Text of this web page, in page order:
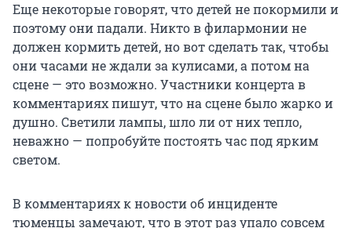
Еще некоторые говорят, что детей не покормили и
поэтому они падали. Никто в филармонии не
должен кормить детей, но вот сделать так, чтобы
они часами не ждали за кулисами, а потом на
сцене — это возможно. Участники концерта в
комментариях пишут, что на сцене было жарко и
душно. Светили лампы, шло ли от них тепло,
неважно — попробуйте постоять час под ярким
светом.
В комментариях к новости об инциденте
тюменцы замечают, что в этот раз упало совсем